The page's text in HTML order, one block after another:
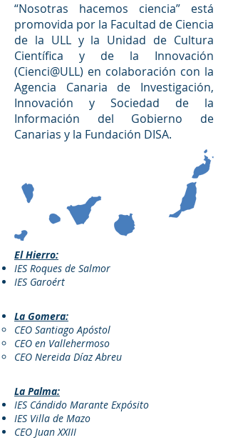
“Nosotras hacemos ciencia” está
promovida por la Facultad de Ciencia
de la ULL y la Unidad de Cultura
Científica y de la Innovación
(Cienci@ULL) en colaboración con la
Agencia Canaria de Investigación,
Innovación y Sociedad de la
Información del Gobierno de
Canarias y la Fundación DISA.
El Hierro:
IES Roques de Salmor
IES Garoért
La Gomera:
CEO Santiago Apóstol
CEO en Vallehermoso
CEO Nereida Díaz Abreu
La Palma:
IES Cándido Marante Expósito
IES Villa de Mazo
CEO Juan XXIII